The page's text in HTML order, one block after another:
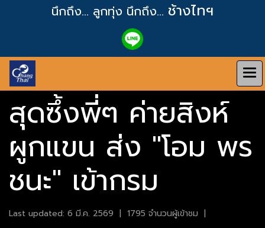
นึกถึง... ลูกทุ่ง นึกถึง... ช้างไทฯ
สุดซึ้งพี่ๆ ค่ายสิงห์
ผูกแขน ส่ง "โอม พร
ชนะ" เข้ากรม
Last updated: 6 มี.ค. 2569 | 1795 จำนวนผู้เข้าชม |